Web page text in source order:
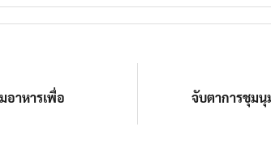
าหารเพื่อ
จับตาการชุมนุ